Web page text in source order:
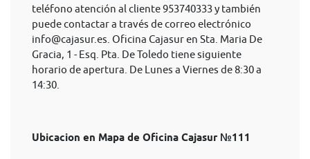
teléfono atención al cliente 953740333 y también
puede contactar a través de correo electrónico
info@cajasur.es . Oficina Cajasur en Sta. Maria De
Gracia, 1 - Esq. Pta. De Toledo tiene siguiente
horario de apertura. De Lunes a Viernes de 8:30 a
14:30.
Ubicacion en Mapa de Oficina Cajasur №111